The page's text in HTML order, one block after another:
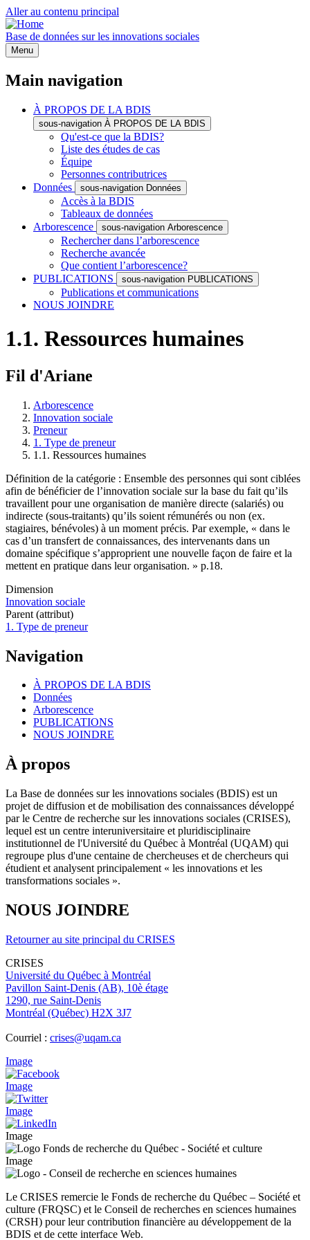
Aller au contenu principal
Base de données sur les innovations sociales
Menu
Main navigation
À PROPOS DE LA BDIS
sous-navigation À PROPOS DE LA BDIS
Qu'est-ce que la BDIS?
Liste des études de cas
Équipe
Personnes contributrices
Données
sous-navigation Données
Accès à la BDIS
Tableaux de données
Arborescence
sous-navigation Arborescence
Rechercher dans l’arborescence
Recherche avancée
Que contient l’arborescence?
PUBLICATIONS
sous-navigation PUBLICATIONS
Publications et communications
NOUS JOINDRE
1.1. Ressources humaines
Fil d'Ariane
Arborescence
Innovation sociale
Preneur
1. Type de preneur
1.1. Ressources humaines
Définition de la catégorie : Ensemble des personnes qui sont ciblées
afin de bénéficier de l’innovation sociale sur la base du fait qu’ils
travaillent pour une organisation de manière directe (salariés) ou
indirecte (sous-traitants) qu’ils soient rémunérés ou non (ex.
stagiaires, bénévoles) à un moment précis. Par exemple, « dans le
cas d’un transfert de connaissances, des intervenants dans un
domaine spécifique s’approprient une nouvelle façon de faire et la
mettent en pratique dans leur organisation. » p.18.
Dimension
Innovation sociale
Parent (attribut)
1. Type de preneur
Navigation
À PROPOS DE LA BDIS
Données
Arborescence
PUBLICATIONS
NOUS JOINDRE
À propos
La Base de données sur les innovations sociales (BDIS) est un
projet de diffusion et de mobilisation des connaissances développé
par le Centre de recherche sur les innovations sociales (CRISES),
lequel est un centre interuniversitaire et pluridisciplinaire
institutionnel de l'Université du Québec à Montréal (UQAM) qui
regroupe plus d'une centaine de chercheuses et de chercheurs qui
étudient et analysent principalement « les innovations et les
transformations sociales ».
NOUS JOINDRE
Retourner au site principal du CRISES
CRISES
Université du Québec à Montréal
Pavillon Saint-Denis (AB), 10è étage
1290, rue Saint-Denis
Montréal (Québec) H2X 3J7
Courriel : crises@uqam.ca
Image
Image
Image
Image
Image
Le CRISES remercie le Fonds de recherche du Québec – Société et
culture (FRQSC) et le Conseil de recherches en sciences humaines
(CRSH) pour leur contribution financière au développement de la
BDIS et de cette interface Web.